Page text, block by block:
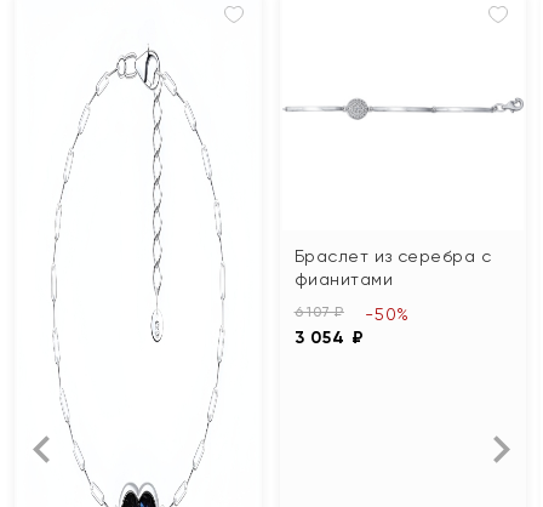
Браслет из серебра с
фианитами
6 107 ₽
3 054 ₽
-50%